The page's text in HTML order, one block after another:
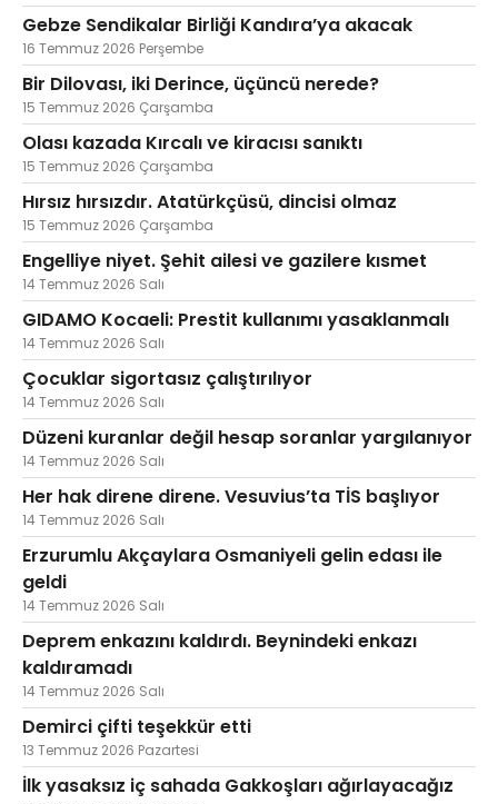
Gebze Sendikalar Birliği Kandıra’ya akacak
16 Temmuz 2026 Perşembe
Bir Dilovası, iki Derince, üçüncü nerede?
15 Temmuz 2026 Çarşamba
Olası kazada Kırcalı ve kiracısı sanıktı
15 Temmuz 2026 Çarşamba
Hırsız hırsızdır. Atatürkçüsü, dincisi olmaz
15 Temmuz 2026 Çarşamba
Engelliye niyet. Şehit ailesi ve gazilere kısmet
14 Temmuz 2026 Salı
GIDAMO Kocaeli: Prestit kullanımı yasaklanmalı
14 Temmuz 2026 Salı
Çocuklar sigortasız çalıştırılıyor
14 Temmuz 2026 Salı
Düzeni kuranlar değil hesap soranlar yargılanıyor
14 Temmuz 2026 Salı
Her hak direne direne. Vesuvius’ta TİS başlıyor
14 Temmuz 2026 Salı
Erzurumlu Akçaylara Osmaniyeli gelin edası ile
geldi
14 Temmuz 2026 Salı
Deprem enkazını kaldırdı. Beynindeki enkazı
kaldıramadı
14 Temmuz 2026 Salı
Demirci çifti teşekkür etti
13 Temmuz 2026 Pazartesi
İlk yasaksız iç sahada Gakkoşları ağırlayacağız